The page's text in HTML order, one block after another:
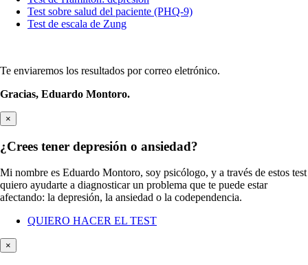
Test sobre salud del paciente (PHQ-9)
Test de escala de Zung
Te enviaremos los resultados por correo eletrónico.
Gracias, Eduardo Montoro.
×
¿Crees tener depresión o ansiedad?
Mi nombre es Eduardo Montoro, soy psicólogo, y a través de estos test
quiero ayudarte a diagnosticar un problema que te puede estar
afectando: la depresión, la ansiedad o la codependencia.
QUIERO HACER EL TEST
×